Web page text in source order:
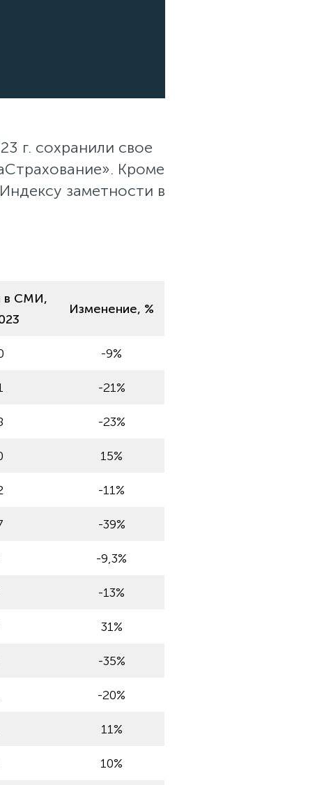
г. сохранили свое
Кроме
заметности в
в СМИ,
Изменение, %
-9%
-21%
-23%
15%
-11%
-39%
-9,3%
-13%
31%
-35%
-20%
11%
10%